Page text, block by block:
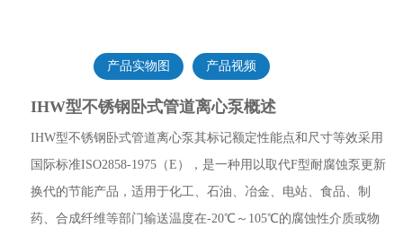
产品实物图 产品视频
IHW型不锈钢卧式管道离心泵概述
IHW型不锈钢卧式管道离心泵其标记额定性能点和尺寸等效采用
国际标准ISO2858-1975（E），是一种用以取代F型耐腐蚀泵更新
换代的节能产品，适用于化工、石油、冶金、电站、食品、制
药、合成纤维等部门输送温度在-20℃～105℃的腐蚀性介质或物